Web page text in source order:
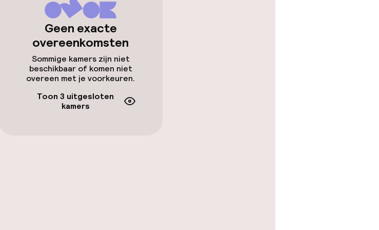
Geen exacte
overeenkomsten
Sommige kamers zijn niet
beschikbaar of komen niet
overeen met je voorkeuren.
Toon 3 uitgesloten
kamers